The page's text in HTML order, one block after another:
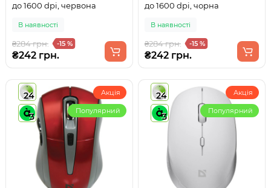
до 1600 dpi, червона
В наявності
₴284 грн. -15 %
₴242 грн.
до 1600 dpi, чорна
В наявності
₴284 грн. -15 %
₴242 грн.
24
3
Акція
Популярний
24
3
Акція
Популярний